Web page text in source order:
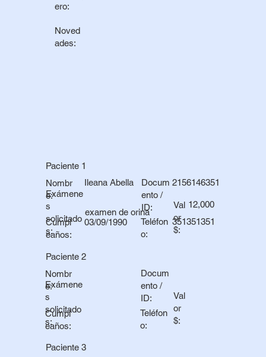
ero:
Noved
ades:
Paciente 1
Nombr
e:
Ileana Abella
Docum
ento /
ID:
2156146351
Cumpl
eaños:
03/09/1990
Teléfon
o:
351351351
Exámene
s
solicitado
s:
examen de orina
Val
or
$:
12,000
Paciente 2
Nombr
e:
Docum
ento /
ID:
Cumpl
eaños:
Teléfon
o:
Exámene
s
solicitado
s:
Val
or
$:
Paciente 3